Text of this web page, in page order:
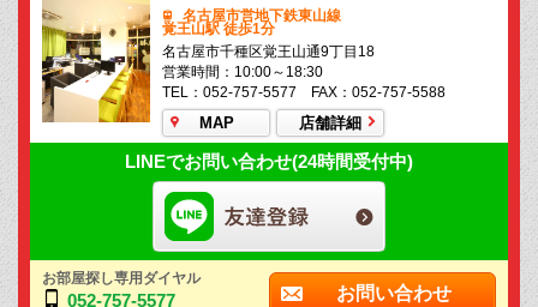
名古屋市営地下鉄東山線
覚王山駅 徒歩1分
名古屋市千種区覚王山通9丁目18
営業時間：10:00～18:30
TEL：052-757-5577 FAX：052-757-5588
MAP 店舗詳細
LINEでお問い合わせ(24時間受付中)
お部屋探し専用ダイヤル
052-757-5577 お問い合わせ